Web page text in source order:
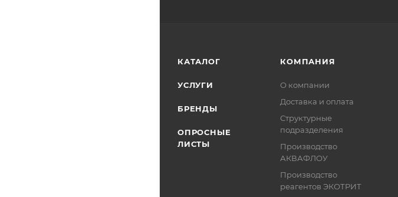
КАТАЛОГ
УСЛУГИ
БРЕНДЫ
ОПРОСНЫЕ
ЛИСТЫ
КОМПАНИЯ
О компании
Доставка и оплата
Структурные
подразделения
Производство
АКВАФЛОУ
Производство
реагентов ЭКОТРИТ